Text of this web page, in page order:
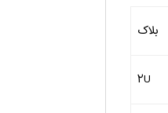
بلاک
۲U